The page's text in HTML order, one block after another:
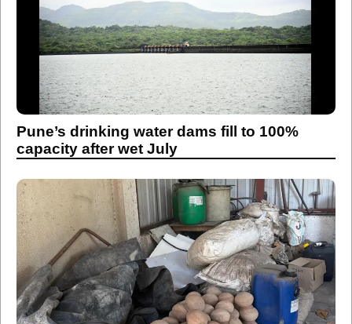
Pune’s drinking water dams fill to 100%
capacity after wet July